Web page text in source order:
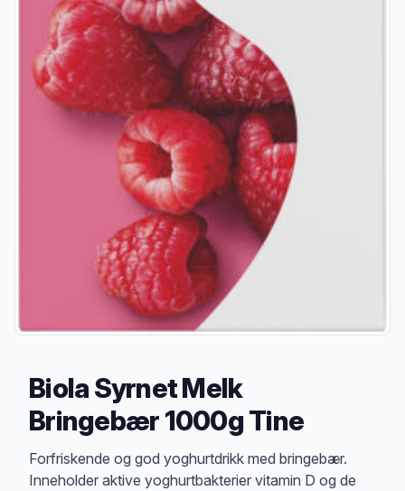
Biola Syrnet Melk
Bringebær 1000g Tine
Produktbeskrivelse
Forfriskende og god yoghurtdrikk med bringebær.
Inneholder aktive yoghurtbakterier vitamin D og de